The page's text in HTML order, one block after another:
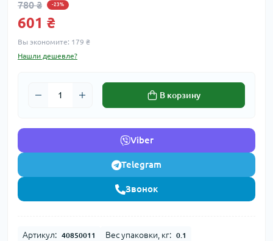
780 ₴ -23%
601 ₴
Вы экономите: 179 ₴
Нашли дешевле?
В корзину
Viber
Telegram
Звонок
Артикул: 40850011 Вес упаковки, кг: 0.1